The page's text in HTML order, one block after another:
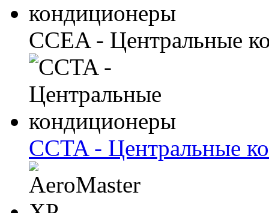
CCEA - Центральные
CCTA - Центральные